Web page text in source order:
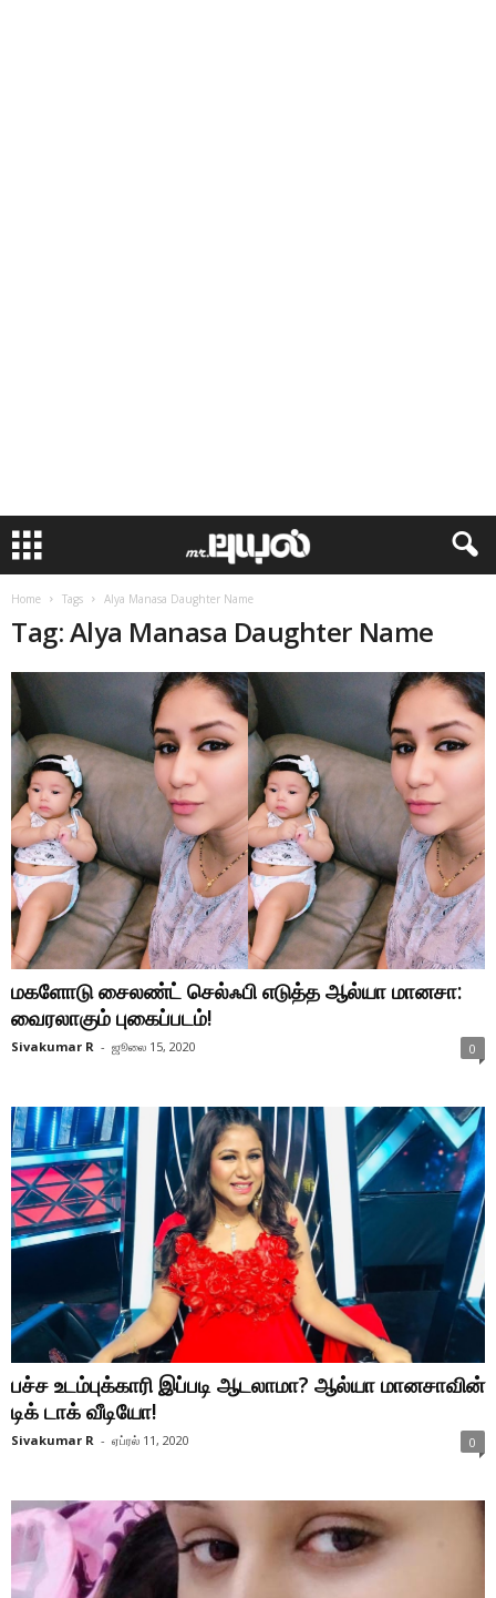
Home Tags Alya Manasa Daughter Name
Tag: Alya Manasa Daughter Name
மகளோடு சைலண்ட் செல்ஃபி எடுத்த ஆல்யா மானசா:
வைரலாகும் புகைப்படம்!
Sivakumar R - ஜூலை 15, 2020 0
பச்ச உடம்புக்காரி இப்படி ஆடலாமா? ஆல்யா மானசாவின்
டிக் டாக் வீடியோ!
Sivakumar R - ஏப்ரல் 11, 2020 0